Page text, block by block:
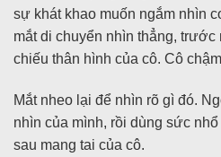
sự khát khao muốn ngắm nhìn
mắt di chuyển nhìn thẳng,
chiếu thân hình của cô. Cô
Mắt nheo lại để nhìn rõ gì đó.
nhìn của mình, rồi dùng sức
sau mang tai của cô.